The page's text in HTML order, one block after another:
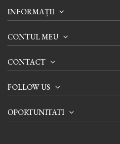
INFORMAȚII
CONTUL MEU
CONTACT
FOLLOW US
OPORTUNITATI